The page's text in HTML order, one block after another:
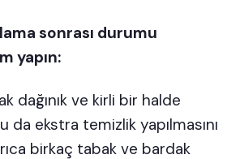
sonrası durumu
yapın:
dağınık ve kirli bir halde
da ekstra temizlik yapılmasını
birkaç tabak ve bardak